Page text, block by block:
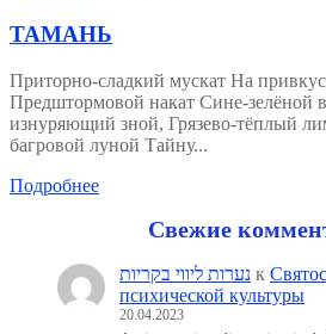
ТАМАНЬ
Приторно-сладкий мускат На
Предштормовой накат Сине-зелёной
изнуряющий зной, Грязево-тёплый
багровой луной Тайну...
Подробнее
Свежие
נערות ליווי בקריות к
психической культуры
20.04.2023